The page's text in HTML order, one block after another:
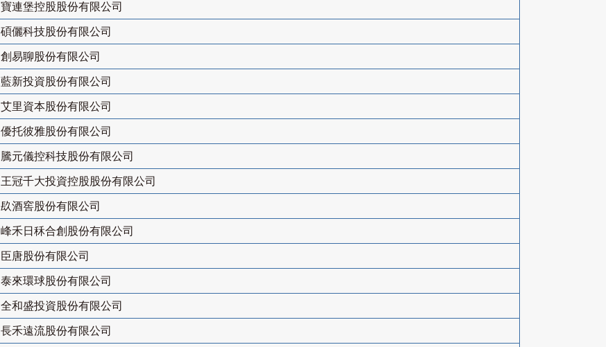
寶連堡控股股份有限公司
碩儷科技股份有限公司
創易聊股份有限公司
藍新投資股份有限公司
艾里資本股份有限公司
優托彼雅股份有限公司
騰元儀控科技股份有限公司
王冠千大投資控股股份有限公司
镹酒窖股份有限公司
峰禾日秝合創股份有限公司
臣唐股份有限公司
泰來環球股份有限公司
全和盛投資股份有限公司
長禾遠流股份有限公司